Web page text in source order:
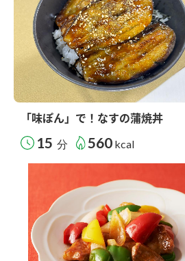
「味ぽん」で！なすの蒲焼丼
15 分 560 kcal